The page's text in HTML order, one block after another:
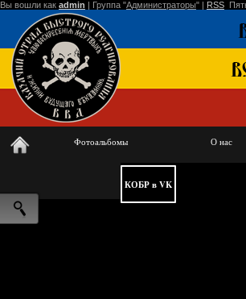
Вы вошли как admin | Группа "Администраторы" | RSS
Фотоальбомы О нас
КОБР в VK